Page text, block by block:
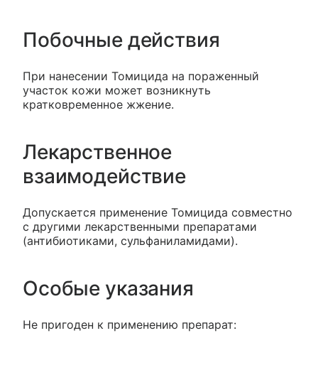
Побочные действия
При нанесении Томицида на пораженный
участок кожи может возникнуть
кратковременное жжение.
Лекарственное
взаимодействие
Допускается применение Томицида совместно
с другими лекарственными препаратами
(антибиотиками, сульфаниламидами).
Особые указания
Не пригоден к применению препарат: